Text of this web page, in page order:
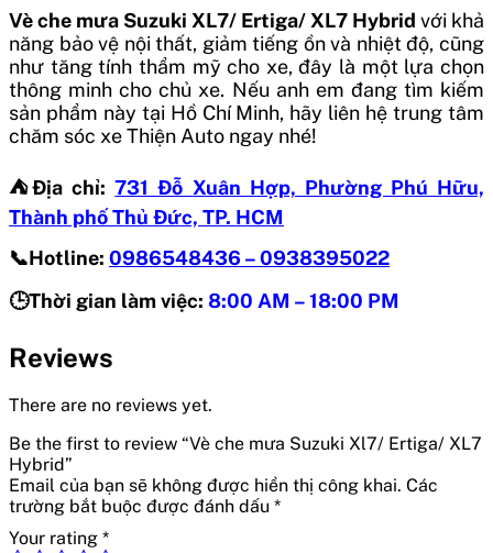
Vè che mưa Suzuki XL7/ Ertiga/ XL7 Hybrid với khả
năng bảo vệ nội thất, giảm tiếng ồn và nhiệt độ, cũng
như tăng tính thẩm mỹ cho xe, đây là một lựa chọn
thông minh cho chủ xe. Nếu anh em đang tìm kiếm
sản phẩm này tại Hồ Chí Minh, hãy liên hệ trung tâm
chăm sóc xe Thiện Auto ngay nhé!
⛺️Địa chỉ:731 Đỗ Xuân Hợp, Phường Phú Hữu,
Thành phố Thủ Đức, TP. HCM
📞Hotline: 0986548436 – 0938395022
🕒Thời gian làm việc: 8:00 AM – 18:00 PM
Reviews
There are no reviews yet.
Be the first to review “Vè che mưa Suzuki Xl7/ Ertiga/ XL7
Hybrid”
Email của bạn sẽ không được hiển thị công khai. Các
trường bắt buộc được đánh dấu *
Your rating *